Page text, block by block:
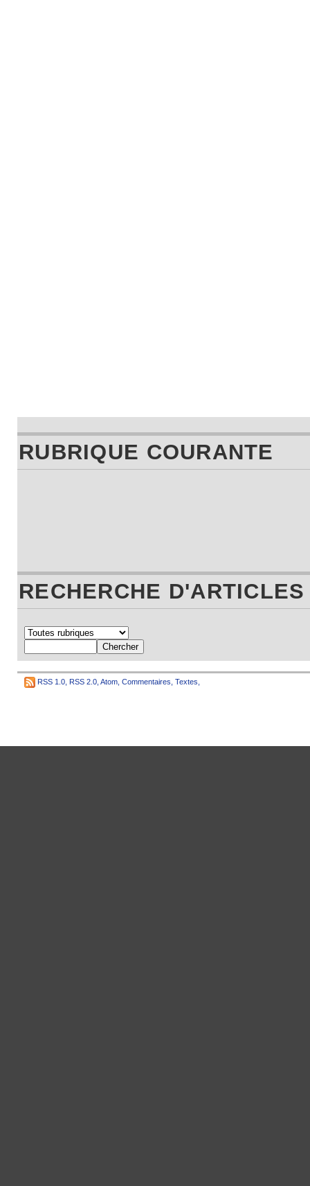
RUBRIQUE COURANTE
RECHERCHE D'ARTICLES
RSS 1.0 RSS 2.0 Atom Commentaires Textes